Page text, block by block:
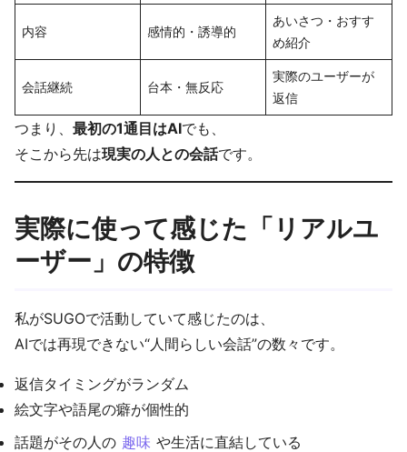
内容 感情的・誘導的
あいさつ・おすす
め紹介
会話継続 台本・無反応
実際のユーザーが
返信
つまり、 最初の1通目はAIでも、
そこから先は現実の人との会話です。
実際に使って感じた「リアルユ
ーザー」の特徴
私がSUGOで活動していて感じたのは、
AIでは再現できない“人間らしい会話”の数々です。
返信タイミングがランダム
絵文字や語尾の癖が個性的
話題がその人の 趣味 や生活に直結している